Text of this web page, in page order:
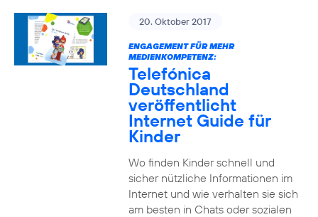
20. Oktober 2017
ENGAGEMENT FÜR MEHR
MEDIENKOMPETENZ:
Telefónica
Deutschland
veröffentlicht
Internet Guide für
Kinder
Wo finden Kinder schnell und
sicher nützliche Informationen im
Internet und wie verhalten sie sich
am besten in Chats oder sozialen